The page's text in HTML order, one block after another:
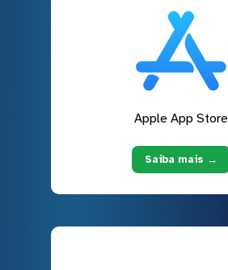
Apple App Store
Saiba mais →